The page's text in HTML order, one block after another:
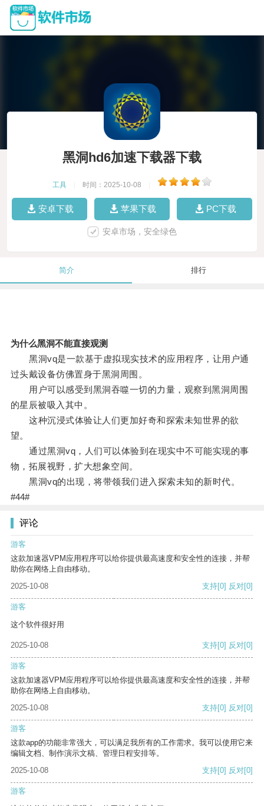
黑洞hd6加速下载器下载
工具 时间：2025-10-08
安卓下载 苹果下载 PC下载
安卓市场，安全绿色
简介 排行
为什么黑洞不能直接观测
黑洞vq是一款基于虚拟现实技术的应用程序，让用户通
过头戴设备仿佛置身于黑洞周围。
用户可以感受到黑洞吞噬一切的力量，观察到黑洞周围
的星辰被吸入其中。
这种沉浸式体验让人们更加好奇和探索未知世界的欲
望。
通过黑洞vq，人们可以体验到在现实中不可能实现的事
物，拓展视野，扩大想象空间。
黑洞vq的出现，将带领我们进入探索未知的新时代。
#44#
评论
游客
这款加速器VPM应用程序可以给你提供最高速度和安全性的连接，并帮
助你在网络上自由移动。
2025-10-08
支持[0] 反对[0]
游客
这个软件很好用
2025-10-08 支持[0] 反对[0]
游客
这款加速器VPM应用程序可以给你提供最高速度和安全性的连接，并帮
助你在网络上自由移动。
2025-10-08
支持[0] 反对[0]
游客
这款app的功能非常强大，可以满足我所有的工作需求。我可以使用它来
编辑文档、制作演示文稿、管理日程安排等。
2025-10-08
支持[0] 反对[0]
游客